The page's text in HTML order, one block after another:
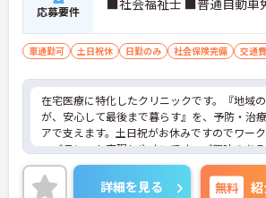
応募要件 ■社会福祉士 ■普通自動車
車通勤可 土日祝休 日勤のみ 社会保険完備 交通
在宅医療に特化したクリニックです。『地域
が、安心して最後まで暮らす』を、予防・治
アで支えます。土日祝がお休みですのでワー
フバランスも実現しやすいです。ご興味のあ
は、面接対策ポイントなど、さらに詳細をお
たしますのでお気軽にご相談ください！
詳細を見る 無料 紹